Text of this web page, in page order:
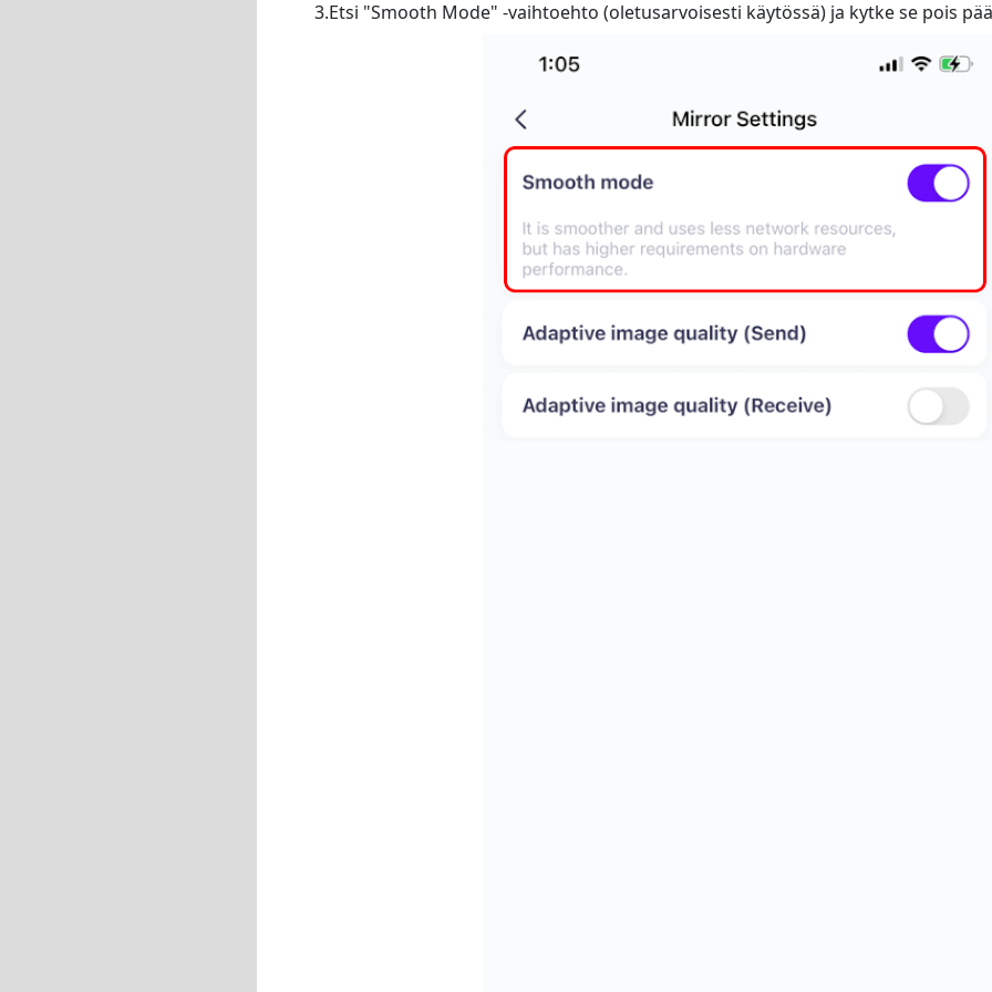
3.Etsi "Smooth Mode" -vaihtoehto (oletusarvoisesti käytössä) ja kytke se pois